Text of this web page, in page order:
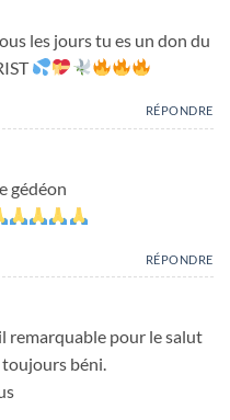
les jours tu es un don du
RÉPONDRE
gédéon
RÉPONDRE
remarquable pour le salut
toujours béni.